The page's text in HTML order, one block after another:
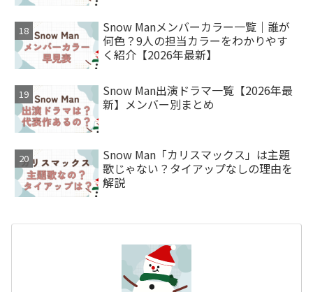
Snow Manメンバーカラー一覧｜誰が
何色？9人の担当カラーをわかりやす
く紹介【2026年最新】
Snow Man出演ドラマ一覧【2026年最
新】メンバー別まとめ
Snow Man「カリスマックス」は主題
歌じゃない？タイアップなしの理由を
解説